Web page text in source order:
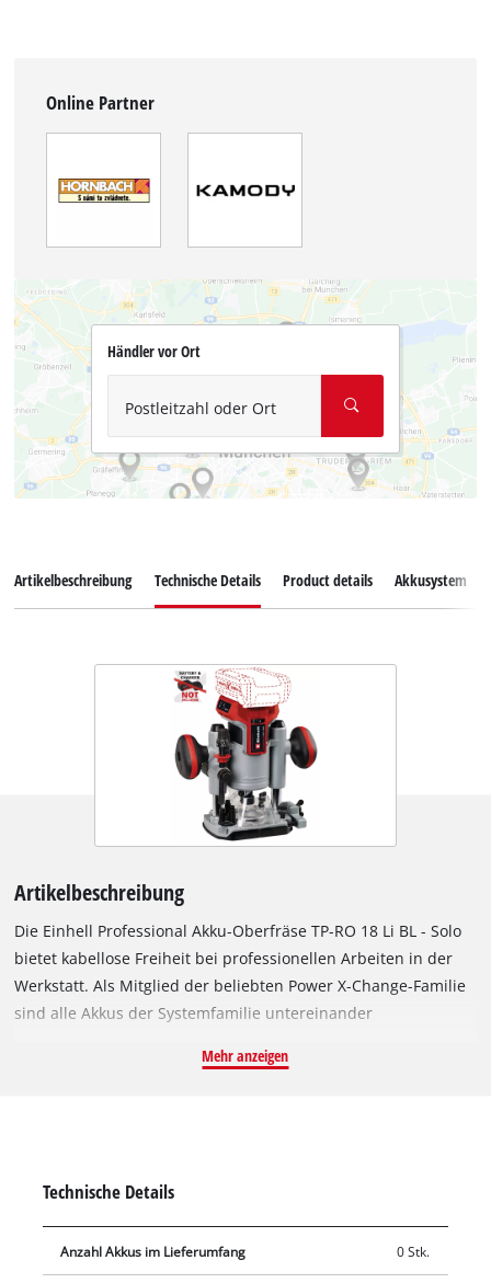
Online Partner
Händler vor Ort
Postleitzahl oder Ort
Artikelbeschreibung Technische Details Product details Akkusystem
Artikelbeschreibung
Die Einhell Professional Akku-Oberfräse TP-RO 18 Li BL - Solo
bietet kabellose Freiheit bei professionellen Arbeiten in der
Werkstatt. Als Mitglied der beliebten Power X-Change-Familie
sind alle Akkus der Systemfamilie untereinander
PurePOWER Brushless Motor. Dieser bürstenlose Motor bietet
Motor lässt sich an die jeweiligen Anforderungen und
Materialien individuell anpassen. Für exaktes Arbeiten ist die
Oberfräse bestens gerüstet: Dazu bietet sie eine stufenlos
Mehr anzeigen
Technische Details
Anzahl Akkus im Lieferumfang 0 Stk.